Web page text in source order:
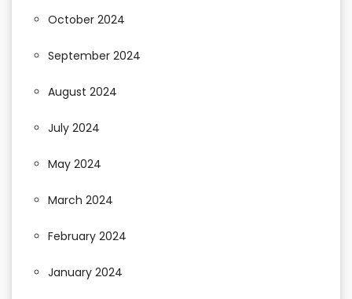
October 2024
September 2024
August 2024
July 2024
May 2024
March 2024
February 2024
January 2024